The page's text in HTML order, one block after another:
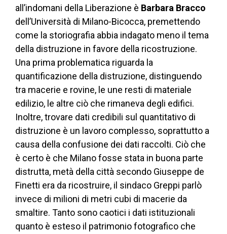
all’indomani della Liberazione è Barbara Bracco
dell’Università di Milano-Bicocca, premettendo
come la storiografia abbia indagato meno il tema
della distruzione in favore della ricostruzione.
Una prima problematica riguarda la
quantificazione della distruzione, distinguendo
tra macerie e rovine, le une resti di materiale
edilizio, le altre ciò che rimaneva degli edifici.
Inoltre, trovare dati credibili sul quantitativo di
distruzione è un lavoro complesso, soprattutto a
causa della confusione dei dati raccolti. Ciò che
è certo è che Milano fosse stata in buona parte
distrutta, metà della città secondo Giuseppe de
Finetti era da ricostruire, il sindaco Greppi parlò
invece di milioni di metri cubi di macerie da
smaltire. Tanto sono caotici i dati istituzionali
quanto è esteso il patrimonio fotografico che